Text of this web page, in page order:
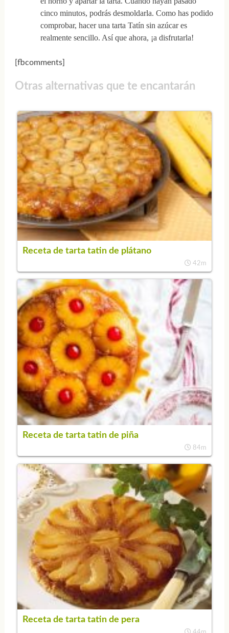
cinco minutos, podrás desmoldarla. Como has podido
comprobar, hacer una tarta Tatín sin azúcar es
realmente sencillo. Así que ahora, ¡a disfrutarla!
[fbcomments]
Otras alternativas que te encantarán
Receta de tarta tatin de plátano
42m
Receta de tarta tatin de piña
84m
Receta de tarta tatin de pera